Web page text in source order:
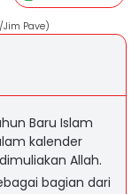
Pave)
Baru Islam
kalender
Allah.
bagian dari